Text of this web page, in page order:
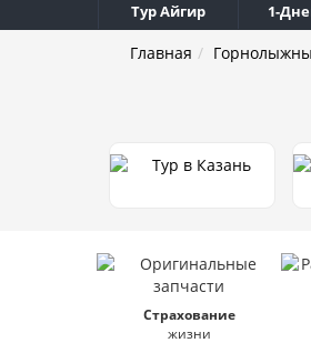
Тур Айгир 1-
Главная
Страхование
жизни